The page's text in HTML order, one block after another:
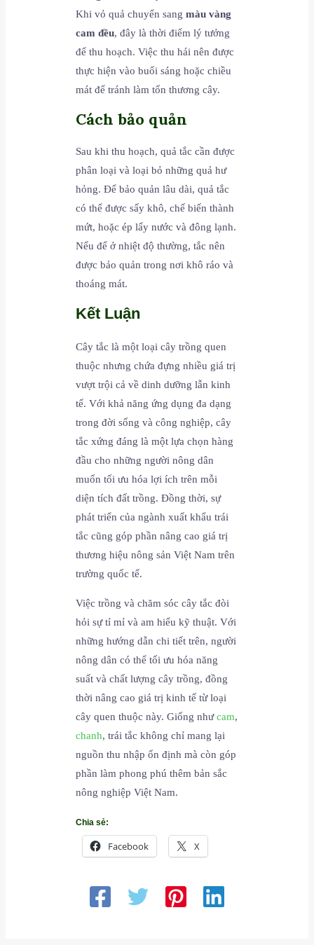
Khi vỏ quả chuyển sangmàu vàng
cam đều, đây là thời điểm lý tưởng
để thu hoạch. Việc thu hái nên được
thực hiện vào buổi sáng hoặc chiều
mát để tránh làm tổn thương cây.
Cách bảo quản
Sau khi thu hoạch, quả tắc cần được
phân loại và loại bỏ những quả hư
hỏng. Để bảo quản lâu dài, quả tắc
có thể được sấy khô, chế biến thành
mứt, hoặc ép lấy nước và đông lạnh.
Nếu để ở nhiệt độ thường, tắc nên
được bảo quản trong nơi khô ráo và
thoáng mát.
Kết Luận
Cây tắc là một loại cây trồng quen
thuộc nhưng chứa đựng nhiều giá trị
vượt trội cả về dinh dưỡng lẫn kinh
tế. Với khả năng ứng dụng đa dạng
trong đời sống và công nghiệp, cây
tắc xứng đáng là một lựa chọn hàng
đầu cho những người nông dân
muốn tối ưu hóa lợi ích trên mỗi
diện tích đất trồng. Đồng thời, sự
phát triển của ngành xuất khẩu trái
tắc cũng góp phần nâng cao giá trị
thương hiệu nông sản Việt Nam trên
trường quốc tế.
Việc trồng và chăm sóc cây tắc đòi
hỏi sự tỉ mỉ và am hiểu kỹ thuật. Với
những hướng dẫn chi tiết trên, người
nông dân có thể tối ưu hóa năng
suất và chất lượng cây trồng, đồng
thời nâng cao giá trị kinh tế từ loại
cây quen thuộc này. Giống nhưcam,
chanh, trái tắc không chỉ mang lại
nguồn thu nhập ổn định mà còn góp
phần làm phong phú thêm bản sắc
nông nghiệp Việt Nam.
Chia sẻ:
Facebook X